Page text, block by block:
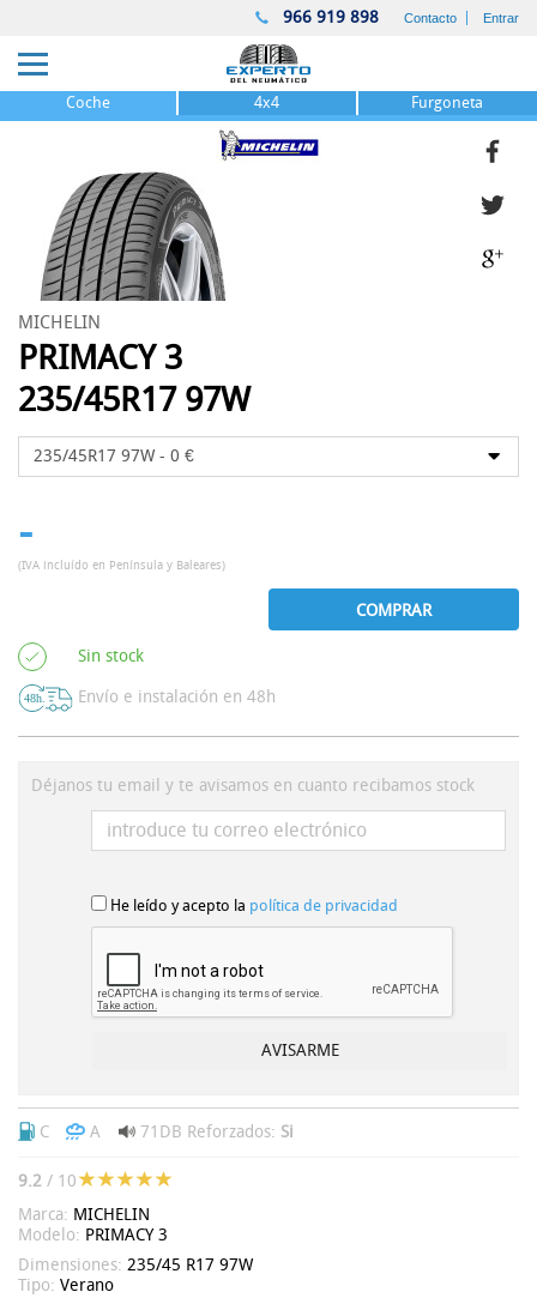
966 919 898 Contacto Entrar
Coche 4x4 Furgoneta
MICHELIN
PRIMACY 3
235/45R17 97W
-
(IVA incluído en Península y Baleares)
COMPRAR
Sin stock
Envío e instalación en 48h
Déjanos tu email y te avisamos en cuanto recibamos stock
He leído y acepto la política de privacidad
C A 71DB Reforzados: Si
9.2 / 10
Marca: MICHELIN
Modelo: PRIMACY 3
Dimensiones: 235/45 R17 97W
Tipo: Verano